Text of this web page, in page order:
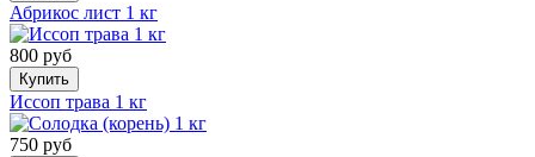
Абрикос лист 1 кг
800 руб
Купить
Иссоп трава 1 кг
750 руб